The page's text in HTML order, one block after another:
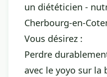
un diététicien -
Cherbourg-en-
Vous désirez :
Perdre
avec le yoyo sur la